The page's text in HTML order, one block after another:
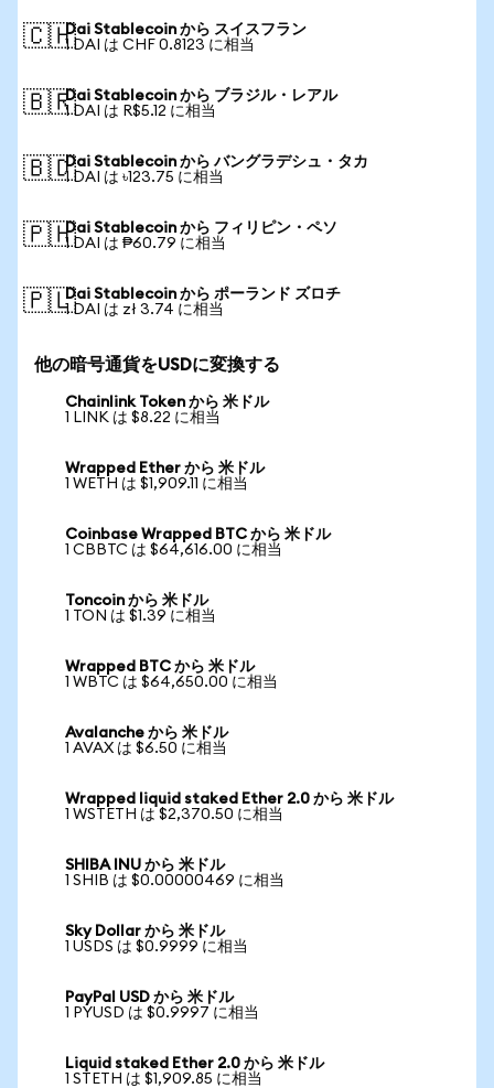
🇨🇭Dai Stablecoin から スイスフラン
1 DAI は CHF 0.8123 に相当
🇧🇷Dai Stablecoin から ブラジル・レアル
1 DAI は R$5.12 に相当
🇧🇩Dai Stablecoin から バングラデシュ・タカ
1 DAI は ৳123.75 に相当
🇵🇭Dai Stablecoin から フィリピン・ペソ
1 DAI は ₱60.79 に相当
🇵🇱Dai Stablecoin から ポーランド ズロチ
1 DAI は zł 3.74 に相当
他の暗号通貨をUSDに変換する
Chainlink Token から 米ドル
1 LINK は $8.22 に相当
Wrapped Ether から 米ドル
1 WETH は $1,909.11 に相当
Coinbase Wrapped BTC から 米ドル
1 CBBTC は $64,616.00 に相当
Toncoin から 米ドル
1 TON は $1.39 に相当
Wrapped BTC から 米ドル
1 WBTC は $64,650.00 に相当
Avalanche から 米ドル
1 AVAX は $6.50 に相当
Wrapped liquid staked Ether 2.0 から 米ドル
1 WSTETH は $2,370.50 に相当
SHIBA INU から 米ドル
1 SHIB は $0.00000469 に相当
Sky Dollar から 米ドル
1 USDS は $0.9999 に相当
PayPal USD から 米ドル
1 PYUSD は $0.9997 に相当
Liquid staked Ether 2.0 から 米ドル
1 STETH は $1,909.85 に相当